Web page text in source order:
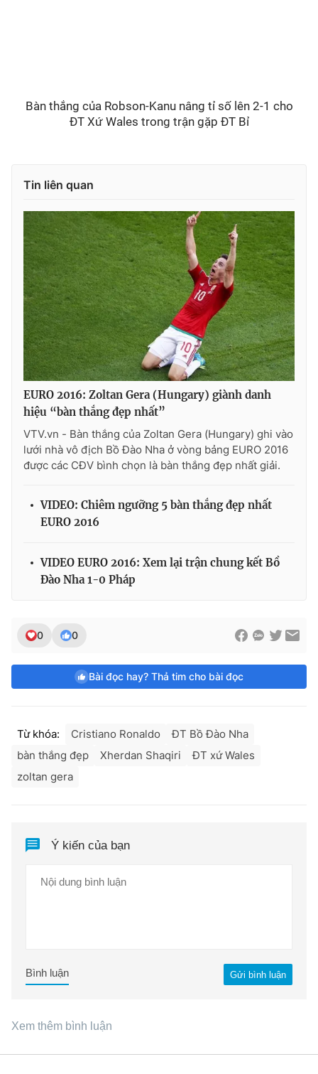
Bàn thắng của Robson-Kanu nâng tỉ số lên 2-1 cho
ĐT Xứ Wales trong trận gặp ĐT Bỉ
Tin liên quan
EURO 2016: Zoltan Gera (Hungary) giành danh
hiệu “bàn thắng đẹp nhất”
VTV.vn - Bàn thắng của Zoltan Gera (Hungary) ghi vào
lưới nhà vô địch Bồ Đào Nha ở vòng bảng EURO 2016
được các CĐV bình chọn là bàn thắng đẹp nhất giải.
VIDEO: Chiêm ngưỡng 5 bàn thắng đẹp nhất
EURO 2016
VIDEO EURO 2016: Xem lại trận chung kết Bồ
Đào Nha 1-0 Pháp
0 0
Bài đọc hay? Thả tim cho bài đọc
Từ khóa: Cristiano Ronaldo
ĐT Bồ Đào Nha
bàn thắng đẹp
Xherdan Shaqiri
ĐT xứ Wales
zoltan gera
Ý kiến của bạn
Gửi bình luận
Bình luận
Xem thêm bình luận